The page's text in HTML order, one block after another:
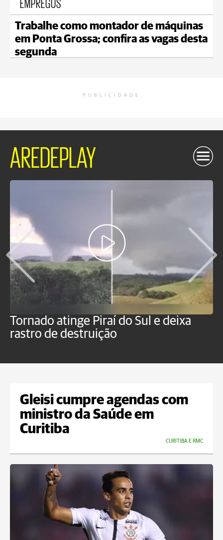
Trabalhe como montador de máquinas
em Ponta Grossa; confira as vagas desta
segunda
PUBLICIDADE
AREDEPLAY
Tornado atinge Piraí do Sul e deixa
rastro de destruição
Gleisi cumpre agendas com
ministro da Saúde em
Curitiba
CURITIBA E RMC